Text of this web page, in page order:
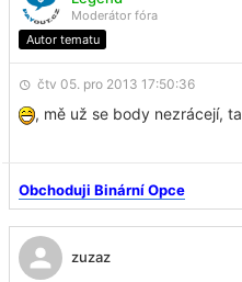
Moderátor fóra
Autor tematu
čtv 05. pro 2013 17:50:36
, mě už se body nezrácejí,
Obchoduji Binární Opce
zuzaz